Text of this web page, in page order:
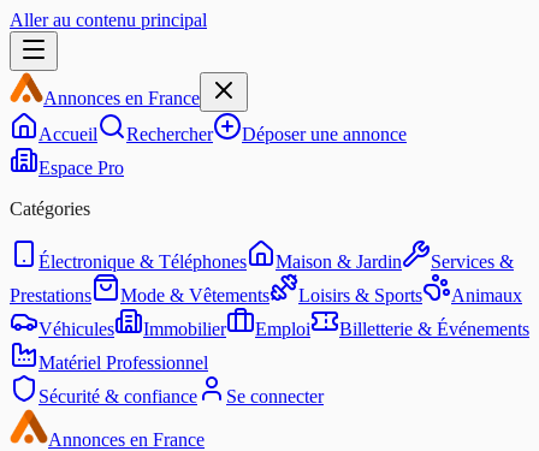
Aller au contenu principal
Annonces en France
Accueil
Rechercher
Déposer une annonce
Espace Pro
Catégories
Électronique & Téléphones Maison & Jardin
Services &
Prestations
Mode & Vêtements Loisirs & Sports
Animaux
Véhicules
Immobilier Emploi
Billetterie & Événements
Matériel Professionnel
Sécurité & confiance
Se connecter
Annonces en France